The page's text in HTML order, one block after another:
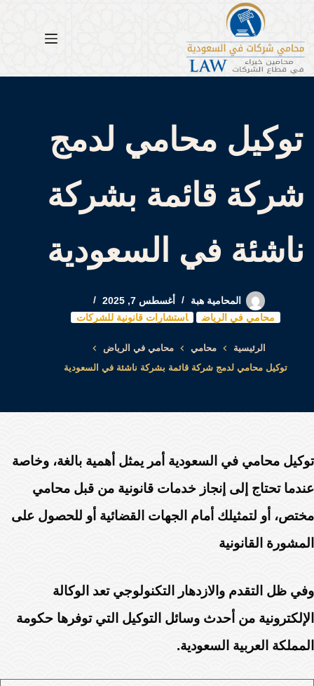
إلى
المحتوى
توكيل محامي لدمج
شركة قائمة بشركة
ناشئة في السعودية
المحامية هبة
أغسطس 7, 2025
محامي في الرياض
استشارات قانونية للشركات
الرئيسية محامي
محامي في الرياض
توكيل محامي لدمج شركة قائمة بشركة ناشئة في السعودية
توكيل محامي في السعودية أمر يمثل أهمية بالغة، وخاصة
عندما تحتاج إلى إنجاز خدمات قانونية من قبل محامي
مختص، أو لتمثيلك أمام الجهات القضائية أو للحصول على
المشورة القانونية
وفي ظل التقدم والازدهار التكنولوجي تعد الوكالة
الإلكترونية من أحدث وسائل التوكيل التي توفرها حكومة
المملكة العربية السعودية.